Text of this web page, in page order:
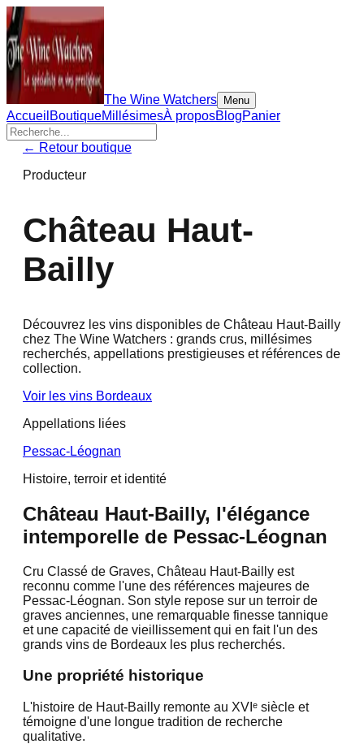
The Wine Watchers Menu
Accueil BoutiqueMillésimesÀ proposBlogPanier
← Retour boutique
Producteur
Château Haut-
Bailly
Découvrez les vins disponibles de Château Haut-Bailly
chez The Wine Watchers : grands crus, millésimes
recherchés, appellations prestigieuses et références de
collection.
Voir les vins Bordeaux
Appellations liées
Pessac-Léognan
Histoire, terroir et identité
Château Haut-Bailly, l'élégance
intemporelle de Pessac-Léognan
Cru Classé de Graves, Château Haut-Bailly est
reconnu comme l'une des références majeures de
Pessac-Léognan. Son style repose sur un terroir de
graves anciennes, une remarquable finesse tannique
et une capacité de vieillissement qui en fait l'un des
grands vins de Bordeaux les plus recherchés.
Une propriété historique
L'histoire de Haut-Bailly remonte au XVIᵉ siècle et
témoigne d'une longue tradition de recherche
qualitative.